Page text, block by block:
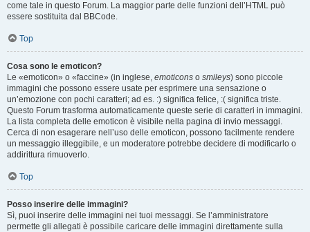
come tale in questo Forum. La maggior parte delle funzioni dell’HTML può
essere sostituita dal BBCode.
Top
Cosa sono le emoticon?
Le «emoticon» o «faccine» (in inglese, emoticons o smileys) sono piccole
immagini che possono essere usate per esprimere una sensazione o
un’emozione con pochi caratteri; ad es. :) significa felice, :( significa triste.
Questo Forum trasforma automaticamente queste serie di caratteri in immagini.
La lista completa delle emoticon è visibile nella pagina di invio messaggi.
Cerca di non esagerare nell’uso delle emoticon, possono facilmente rendere
un messaggio illeggibile, e un moderatore potrebbe decidere di modificarlo o
addirittura rimuoverlo.
Top
Posso inserire delle immagini?
Sì, puoi inserire delle immagini nei tuoi messaggi. Se l’amministratore
permette gli allegati è possibile caricare delle immagini direttamente sulla